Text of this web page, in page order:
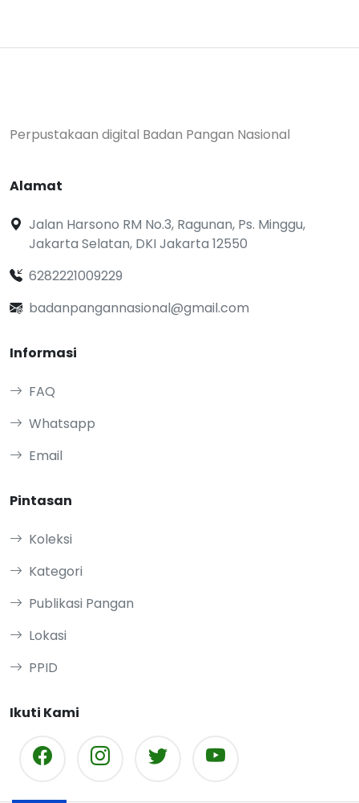
Perpustakaan digital Badan Pangan Nasional
Alamat
Jalan Harsono RM No.3, Ragunan, Ps. Minggu,
Jakarta Selatan, DKI Jakarta 12550
6282221009229
badanpangannasional@gmail.com
Informasi
FAQ
Whatsapp
Email
Pintasan
Koleksi
Kategori
Publikasi Pangan
Lokasi
PPID
Ikuti Kami